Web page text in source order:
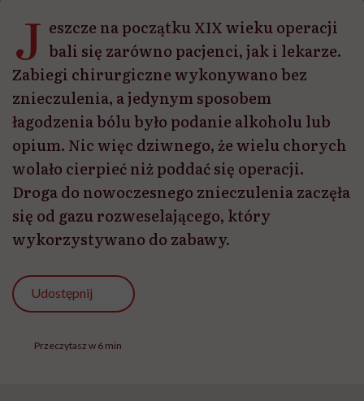
J eszcze na początku XIX wieku operacji
bali się zarówno pacjenci, jak i lekarze.
Zabiegi chirurgiczne wykonywano bez
znieczulenia, a jedynym sposobem
łagodzenia bólu było podanie alkoholu lub
opium. Nic więc dziwnego, że wielu chorych
wolało cierpieć niż poddać się operacji.
Droga do nowoczesnego znieczulenia zaczęła
się od gazu rozweselającego, który
wykorzystywano do zabawy.
Udostępnij
Przeczytasz w 6 min